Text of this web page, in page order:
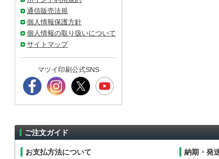
通信販売法規
個人情報保護方針
個人情報の取り扱いについて
サイトマップ
マツイ印刷公式SNS
ご注文ガイド
お支払方法について 納期・発